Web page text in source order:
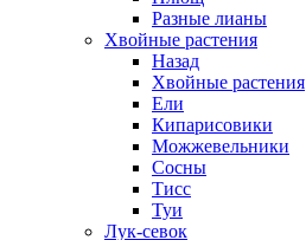
Разные лианы
Хвойные растения
Назад
Хвойные растения
Ели
Кипарисовики
Можжевельники
Сосны
Тисс
Туи
Лук-севок